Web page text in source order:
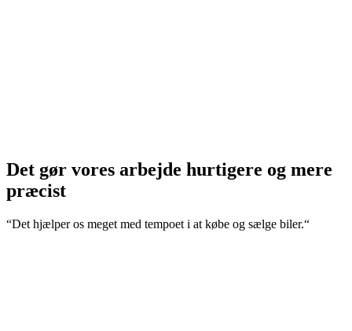
Det gør vores arbejde hurtigere og mere
præcist
“Det hjælper os meget med tempoet i at købe og sælge biler.“